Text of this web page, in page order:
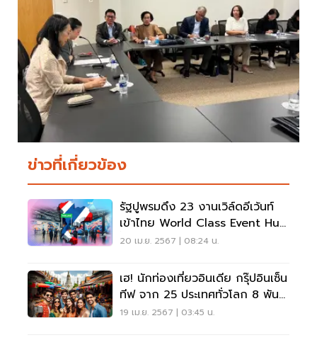
ข่าวที่เกี่ยวข้อง
รัฐปูพรมดึง 23 งานเวิล์ดอีเว้นท์
เข้าไทย World Class Event Hub
ปั้มท่องเที่ยว
20 เม.ย. 2567 | 08:24 น.
เฮ! นักท่องเที่ยวอินเดีย กรุ๊ปอินเซ็น
ทีฟ จาก 25 ประเทศทั่วโลก 8 พัน
คนเข้าไทย
19 เม.ย. 2567 | 03:45 น.